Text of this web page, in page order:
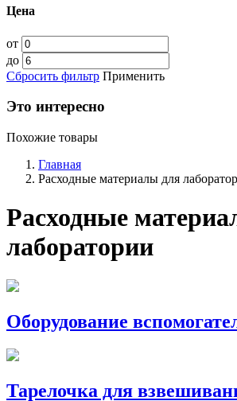
Цена
от
до
Сбросить фильтр Применить
Это интересно
Похожие товары
Главная
Расходные материалы для
Расходные
лаборатории
Оборудование
Тарелочка для